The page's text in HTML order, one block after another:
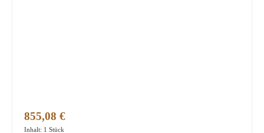
Regulärer Preis:
855,08 €
Inhalt: 1 Stück